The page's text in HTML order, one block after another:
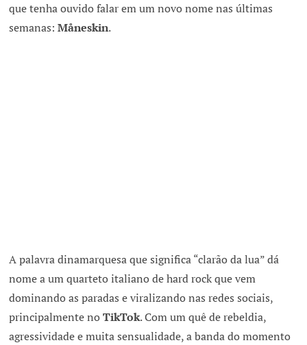
que tenha ouvido falar em um novo nome nas últimas
semanas:Måneskin.
A palavra dinamarquesa que significa “clarão da lua” dá
nome a um quarteto italiano de hard rock que vem
dominando as paradas e viralizando nas redes sociais,
principalmente noTikTok. Com um quê de rebeldia,
agressividade e muita sensualidade, a banda do momento